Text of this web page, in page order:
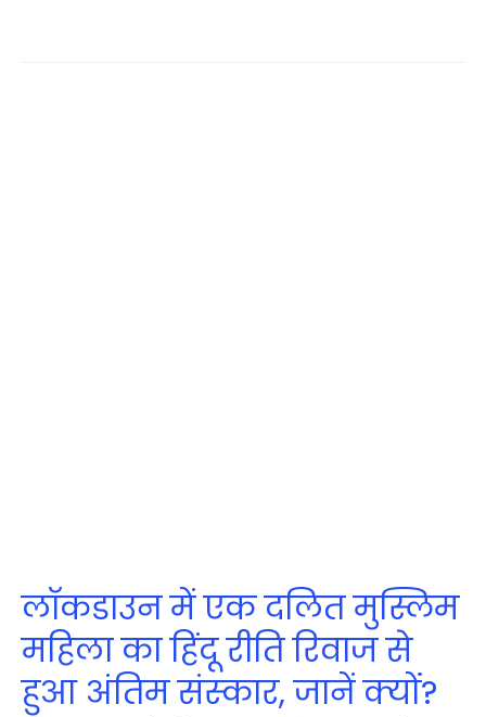
लॉकडाउन में एक दलित मुस्लिम
महिला का हिंदू रीति रिवाज से
हुआ अंतिम संस्‍कार, जानें क्‍यों?